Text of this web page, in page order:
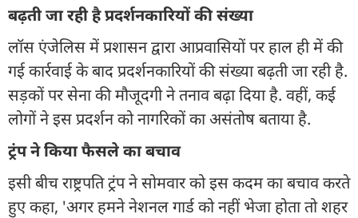
बढ़ती जा रही है प्रदर्शनकारियों की संख्या
लॉस एंजेलिस में प्रशासन द्वारा आप्रवासियों पर हाल ही में की
गई कार्रवाई के बाद प्रदर्शनकारियों की संख्या बढ़ती जा रही है.
सड़कों पर सेना की मौजूदगी ने तनाव बढ़ा दिया है. वहीं, कई
लोगों ने इस प्रदर्शन को नागरिकों का असंतोष बताया है.
ट्रंप ने किया फैसले का बचाव
इसी बीच राष्ट्रपति ट्रंप ने सोमवार को इस कदम का बचाव करते
हुए कहा, 'अगर हमने नेशनल गार्ड को नहीं भेजा होता तो शहर